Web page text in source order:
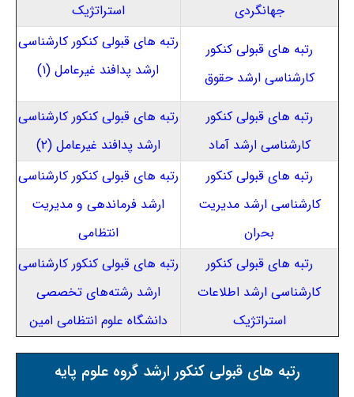
جهانگردی
استراتژیک
رتبه های قبولی کنکور
کارشناسی ارشد حقوق
رتبه های قبولی کنکور کارشناسی
ارشد پدافند غیرعامل (۱)
رتبه های قبولی کنکور
کارشناسی ارشد آماد
رتبه های قبولی کنکور کارشناسی
ارشد پدافند غیرعامل (۲)
رتبه های قبولی کنکور
کارشناسی ارشد مدیریت
بحران
رتبه های قبولی کنکور کارشناسی
ارشد فرماندهی و مدیریت
انتظامی
رتبه های قبولی کنکور
کارشناسی ارشد اطلاعات
استراتژیک
رتبه های قبولی کنکور کارشناسی
ارشد رشته‌های تخصصی
دانشگاه علوم انتظامی امین
رتبه های قبولی کنکور ارشد گروه علوم پایه